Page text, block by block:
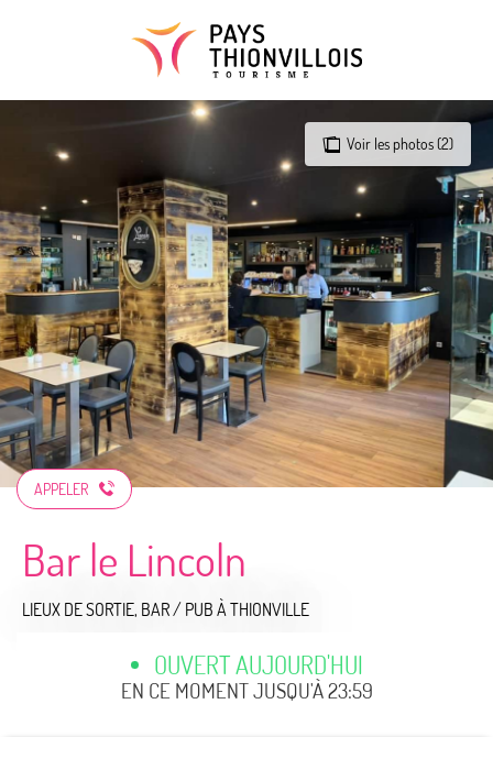
Voir les photos (2)
APPELER
Bar le Lincoln
LIEUX DE SORTIE, BAR / PUB À THIONVILLE
OUVERT AUJOURD'HUI
EN CE MOMENT JUSQU'À 23:59